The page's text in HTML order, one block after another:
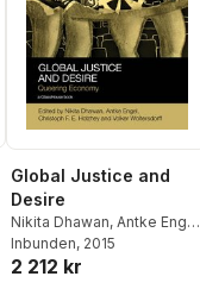
Global Justice and
Desire
Nikita Dhawan, Antke Engel
Christoph Holzhey
Woltersdorff
Inbunden, 2015
2 212 kr